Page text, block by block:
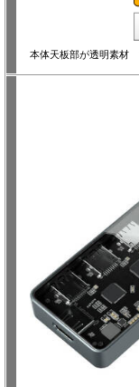
本体天板部が透明素材